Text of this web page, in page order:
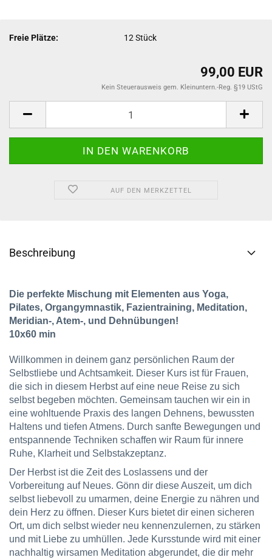
Freie Plätze: 12Stück
99,00 EUR
Kein Steuerausweis gem. Kleinuntern.-Reg. §19 UStG
AUF DEN MERKZETTEL
Beschreibung
Die perfekte Mischung mit Elementen aus Yoga,
Pilates, Organgymnastik, Fazientraining, Meditation,
Meridian-, Atem-, und Dehnübungen!
10x60 min
Willkommen in deinem ganz persönlichen Raum der
Selbstliebe und Achtsamkeit. Dieser Kurs ist für Frauen,
die sich in diesem Herbst auf eine neue Reise zu sich
selbst begeben möchten. Gemeinsam tauchen wir ein in
eine wohltuende Praxis des langen Dehnens, bewussten
Haltens und tiefen Atmens. Durch sanfte Bewegungen und
entspannende Techniken schaffen wir Raum für innere
Ruhe, Klarheit und Selbstakzeptanz.
Der Herbst ist die Zeit des Loslassens und der
Vorbereitung auf Neues. Gönn dir diese Auszeit, um dich
selbst liebevoll zu umarmen, deine Energie zu nähren und
dein Herz zu öffnen. Dieser Kurs bietet dir einen sicheren
Ort, um dich selbst wieder neu kennenzulernen, zu stärken
und mit Liebe zu umhüllen. Jede Kursstunde wird mit einer
nachhaltig wirsamen Meditation abgerundet, die dir mehr